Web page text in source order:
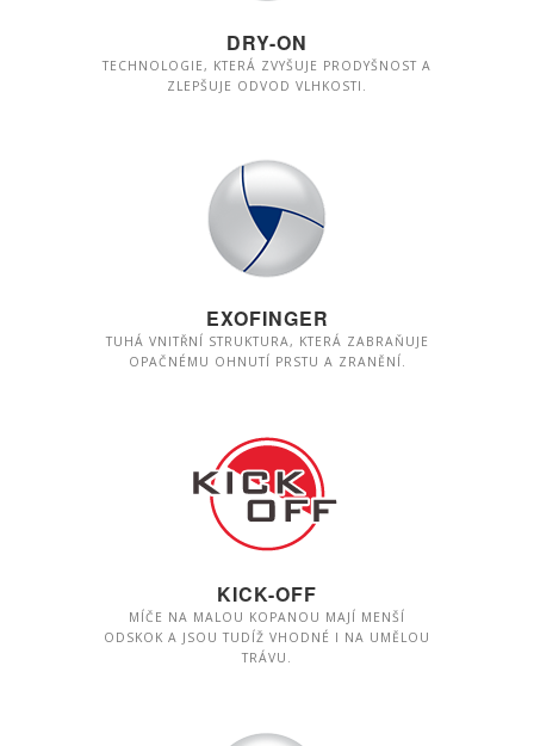
DRY-ON
TECHNOLOGIE, KTERÁ ZVYŠUJE PRODYŠNOST A
ZLEPŠUJE ODVOD VLHKOSTI.
EXOFINGER
TUHÁ VNITŘNÍ STRUKTURA, KTERÁ ZABRAŇUJE
OPAČNÉMU OHNUTÍ PRSTU A ZRANĚNÍ.
KICK-OFF
MÍČE NA MALOU KOPANOU MAJÍ MENŠÍ
ODSKOK A JSOU TUDÍŽ VHODNÉ I NA UMĚLOU
TRÁVU.